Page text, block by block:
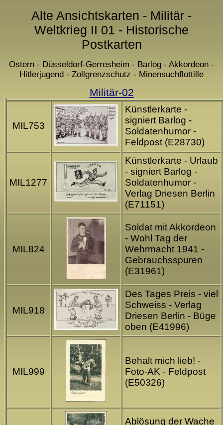
Alte Ansichtskarten - Militär -
Weltkrieg II 01 - Historische
Postkarten
Ostern - Düsseldorf-Gerresheim - Barlog - Akkordeon -
Hitlerjugend - Zollgrenzschutz - Minensuchflottille
Militär-02
MIL753
Künstlerkarte -
signiert Barlog -
Soldatenhumor -
Feldpost (E28730)
MIL1277
Künstlerkarte - Urlaub
- signiert Barlog -
Soldatenhumor -
Verlag Driesen Berlin
(E71151)
MIL824
Soldat mit Akkordeon
- Wohl Tag der
Wehrmacht 1941 -
Gebrauchsspuren
(E31961)
MIL918
Des Tages Preis - viel
Schweiss - Verlag
Driesen Berlin - Büge
oben (E41996)
MIL999
Behalt mich lieb! -
Foto-AK - Feldpost
(E50326)
Ablösung der Wache